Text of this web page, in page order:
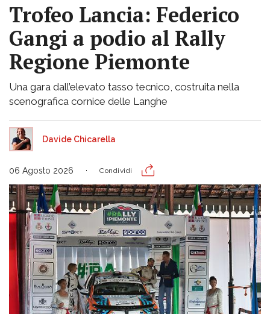
Trofeo Lancia: Federico
Gangi a podio al Rally
Regione Piemonte
Una gara dall’elevato tasso tecnico, costruita nella
scenografica cornice delle Langhe
Davide Chicarella
06 Agosto 2026 Condividi